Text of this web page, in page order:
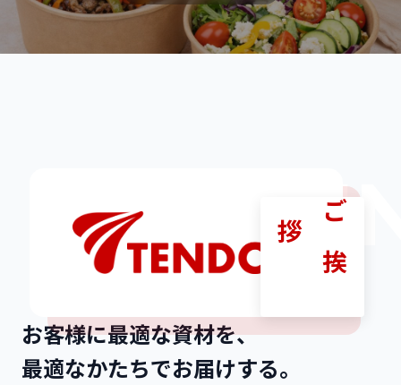
ご
挨
拶
お客様に最適な資材を、
最適なかたちでお届けする。